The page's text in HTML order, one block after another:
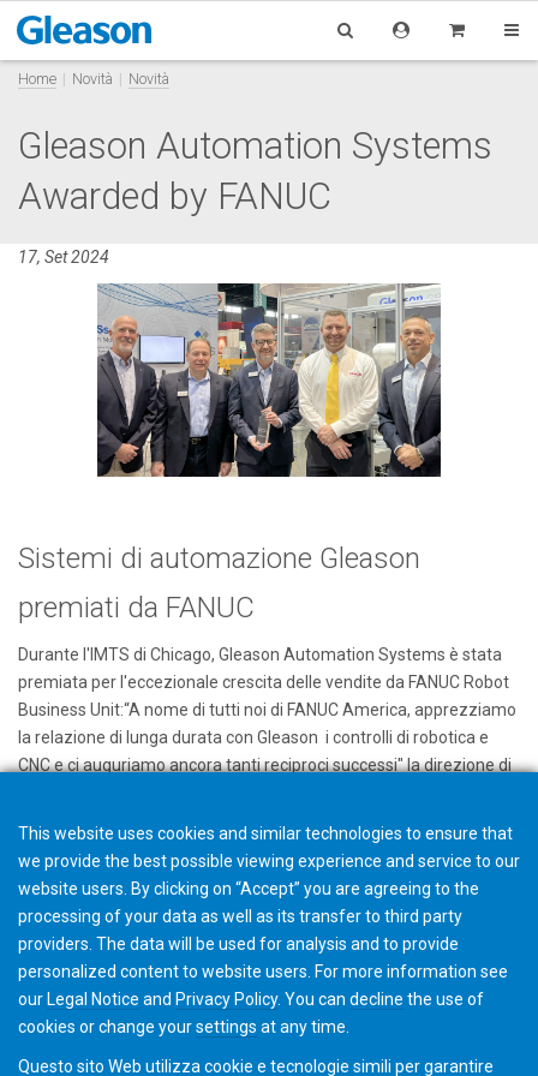
Home Novità Novità
Gleason Automation Systems
Awarded by FANUC
17, Set 2024
Sistemi di automazione Gleason
premiati da FANUC
Durante l'IMTS di Chicago, Gleason Automation Systems è stata
premiata per l'eccezionale crescita delle vendite da FANUC Robot
Business Unit:“A nome di tutti noi di FANUC America, apprezziamo
la relazione di lunga durata con Gleason i controlli di robotica e
CNC e ci auguriamo ancora tanti reciproci successi" la direzione di
www.gleason.com/gas
This website uses cookies and similar technologies to ensure that
we provide the best possible viewing experience and service to our
website users. By clicking on “Accept” you are agreeing to the
processing of your data as well as its transfer to third party
providers. The data will be used for analysis and to provide
personalized content to website users. For more information see
our Legal Notice and Privacy Policy. You can decline the use of
cookies or change yoursettings at any time.
Questo sito Web utilizza cookie e tecnologie simili per garantire